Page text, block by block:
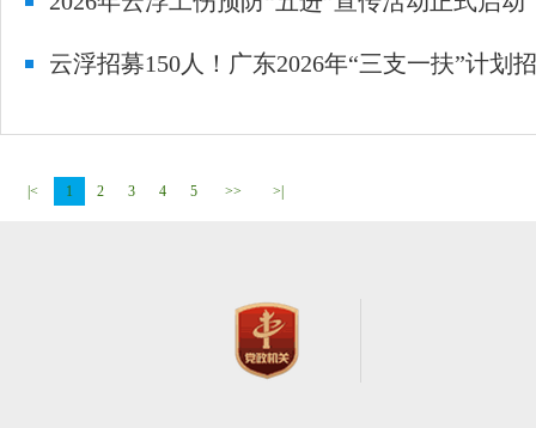
云浮招募150人！广东2026年“三支一扶”计划
|< 1 2 3 4 5 >> >|